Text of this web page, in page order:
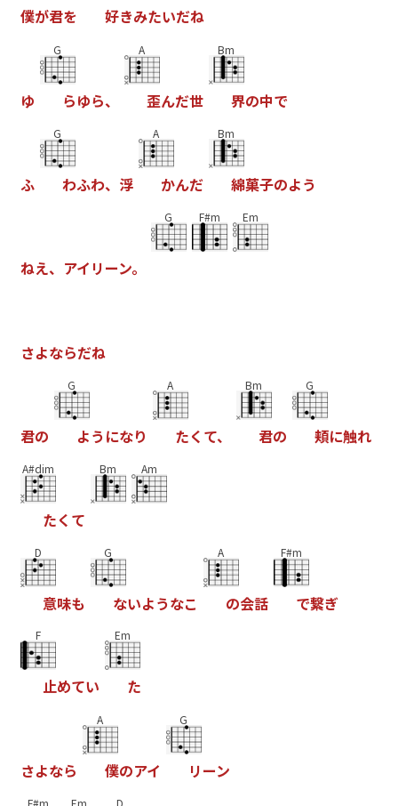
僕が君を 好きみたいだね
ゆ
G
らゆら、
A
歪んだ世
Bm
界の中で
ふ
G
わふわ、 浮
A
かんだ
Bm
綿菓子のよう
ねえ、 アイ リーン。
G F#m Em
さよならだね
君の
G
よう になり
A
たく て、
Bm
君の
G
頬に触れ
A#dim
たく て
Bm Am
D
意味も
G
ないようなこ
A
の会話
F#m
で繋ぎ
F
止めてい
Em
た
さよなら
A
僕のアイ
G
リーン
F#m Em D